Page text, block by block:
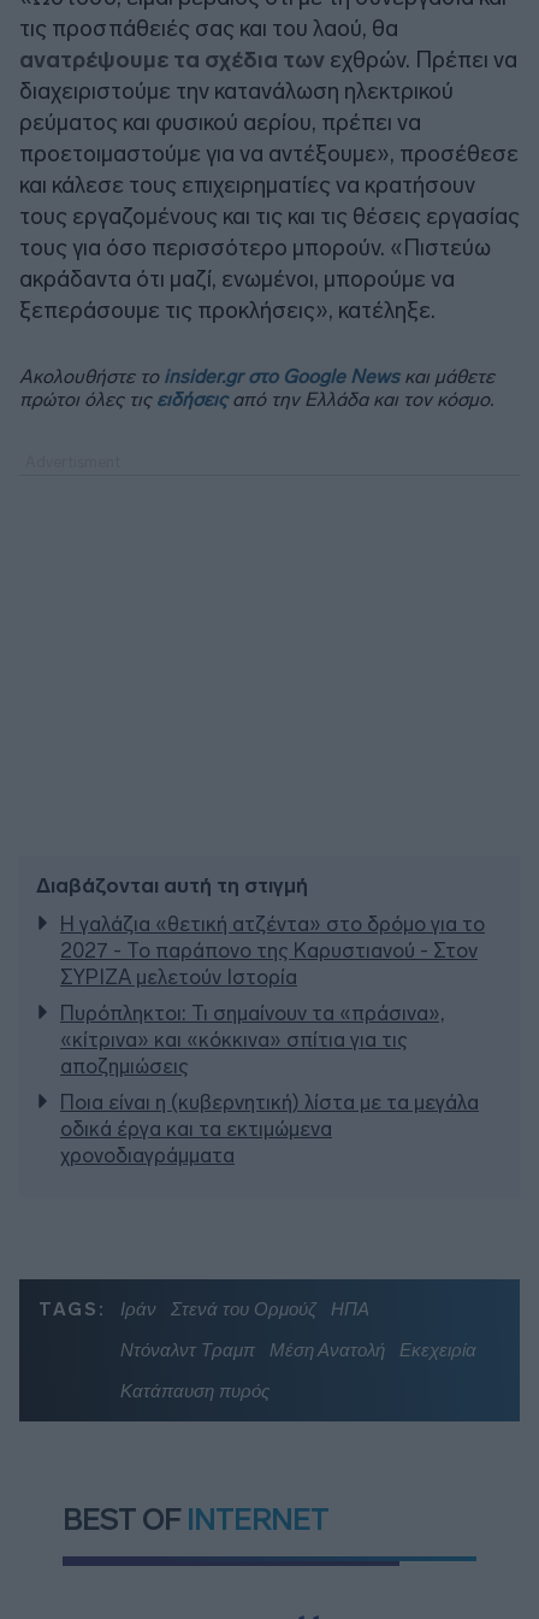
τις προσπάθειές σας και του λαού, θα
ανατρέψουμε τα σχέδια των εχθρών. Πρέπει να
διαχειριστούμε την κατανάλωση ηλεκτρικού
ρεύματος και φυσικού αερίου, πρέπει να
προετοιμαστούμε για να αντέξουμε», προσέθεσε
και κάλεσε τους επιχειρηματίες να κρατήσουν
τους εργαζομένους και τις και τις θέσεις εργασίας
τους για όσο περισσότερο μπορούν. «Πιστεύω
ακράδαντα ότι μαζί, ενωμένοι, μπορούμε να
ξεπεράσουμε τις προκλήσεις», κατέληξε.
Ακολουθήστε το insider.gr στο Google Newsκαι μάθετε
πρώτοι όλες τις ειδήσειςαπό την Ελλάδα και τον κόσμο.
Διαβάζονται αυτή τη στιγμή
Η γαλάζια «θετική ατζέντα» στο δρόμο για το
2027 - Το παράπονο της Καρυστιανού - Στον
ΣΥΡΙΖΑ μελετούν Ιστορία
Πυρόπληκτοι: Τι σημαίνουν τα «πράσινα»,
«κίτρινα» και «κόκκινα» σπίτια για τις
αποζημιώσεις
Ποια είναι η (κυβερνητική) λίστα με τα μεγάλα
οδικά έργα και τα εκτιμώμενα
χρονοδιαγράμματα
TAGS: Ιράν Στενά του Ορμούζ
ΗΠΑ
Ντόναλντ Τραμπ
Μέση Ανατολή
Εκεχειρία
Κατάπαυση πυρός
BEST OF INTERNET